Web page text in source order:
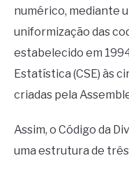
numérico, mediante
uniformização das
estabelecido em
Estatística (CSE) às
criadas pela
Assim, o Código da
uma estrutura de